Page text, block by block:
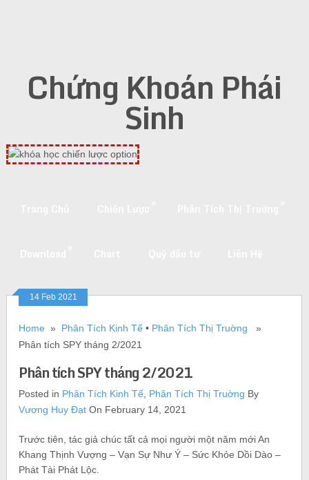
Chứng Khoán Phái
Sinh
14 Feb 2021
Home » Phân Tích Kinh Tế • Phân Tích Thị Truờng »
Phân tích SPY tháng 2/2021
Phân tích SPY tháng 2/2021
Posted in Phân Tích Kinh Tế Phân Tích Thị Truờng By
Vương Huy Đạt On February 14, 2021
Trước tiên, tác giả chúc tất cả mọi người một năm mới An
Khang Thịnh Vượng – Vạn Sự Như Ý – Sức Khỏe Dồi Dào –
Phát Tài Phát Lộc.